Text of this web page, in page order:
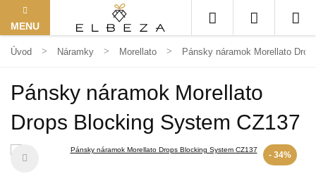
MENU
Úvod Náramky Morellato Pánsky náramok Morellato
Pánsky náramok Morellato
Drops Blocking System CZ137
- 34%